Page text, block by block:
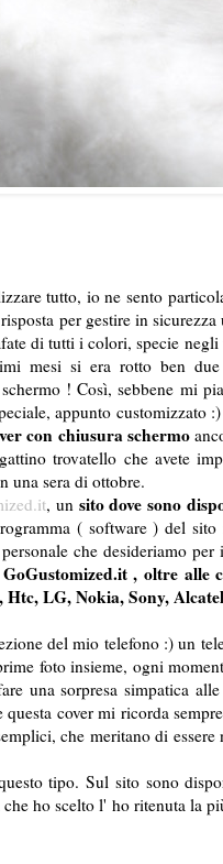
tutto, io ne sento
per gestire in
di tutti i colori, specie
mesi si era rotto ben
! Così, sebbene mi
appunto customizzato
con chiusura schermo
trovatello che avete
una sera di ottobre.
, un sito dove sono
( software ) del
che desideriamo
GoGustomized.it , oltre alle
Htc, LG, Nokia, Sony,
del mio telefono :) un
foto insieme, ogni
una sorpresa simpatica
cover mi ricorda
che meritano di
tipo. Sul sito sono
ho scelto l' ho ritenuta la